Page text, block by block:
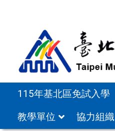
115年基北區免試入學
教學單位
協力組織